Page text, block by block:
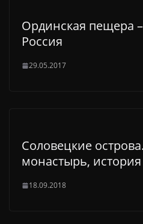
Ординская пещера
Россия
29.05.2017
Соловецкие
монастырь, история
18.09.2018